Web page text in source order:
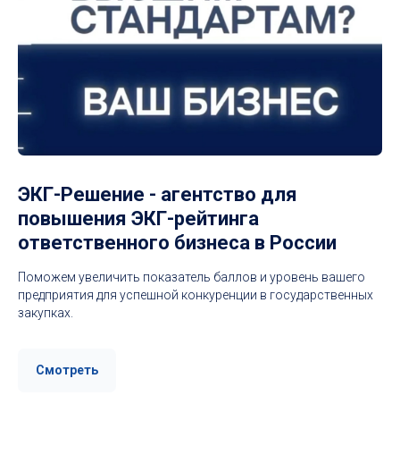
ЭКГ-Решение - агентство для
повышения ЭКГ-рейтинга
ответственного бизнеса в России
Поможем увеличить показатель баллов и уровень вашего
предприятия для успешной конкуренции в государственных
закупках.
Смотреть